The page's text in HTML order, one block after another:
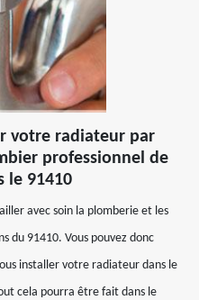
votre radiateur par
professionnel de
le 91410
avec soin la plomberie et les
du 91410. Vous pouvez donc
installer votre radiateur dans le
cela pourra être fait dans le